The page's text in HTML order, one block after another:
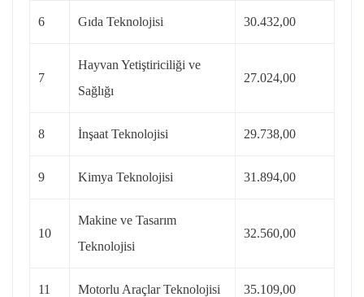
6 Gıda Teknolojisi 30.432,00
7
Hayvan Yetiştiriciliği ve
Sağlığı
27.024,00
8 İnşaat Teknolojisi 29.738,00
9 Kimya Teknolojisi 31.894,00
10
Makine ve Tasarım
Teknolojisi
32.560,00
11 Motorlu Araçlar Teknolojisi 35.109,00